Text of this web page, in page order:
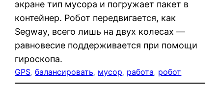
экране тип мусора и погружает пакет в
контейнер. Робот передвигается, как
Segway, всего лишь на двух колесах —
равновесие поддерживается при помощи
гироскопа.
GPS, балансировать, мусор, работа, робот